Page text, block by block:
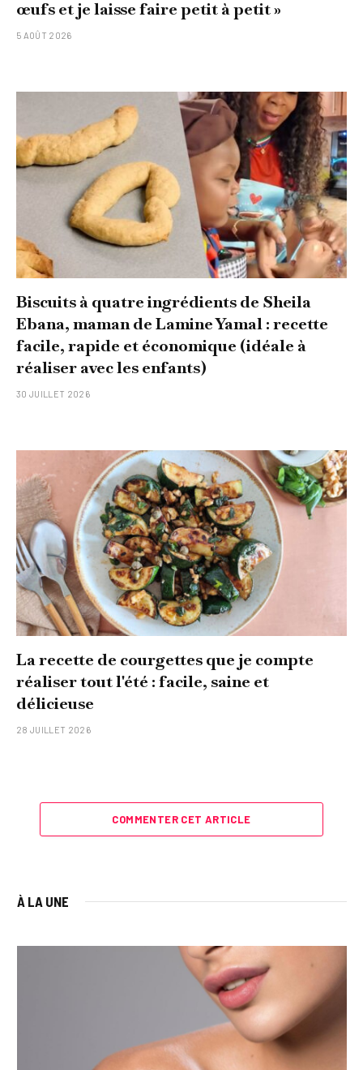
œufs et je laisse faire petit à petit »
5 AOÛT 2026
Biscuits à quatre ingrédients de Sheila
Ebana, maman de Lamine Yamal : recette
facile, rapide et économique (idéale à
réaliser avec les enfants)
30 JUILLET 2026
La recette de courgettes que je compte
réaliser tout l'été : facile, saine et
délicieuse
28 JUILLET 2026
COMMENTER CET ARTICLE
À LA UNE